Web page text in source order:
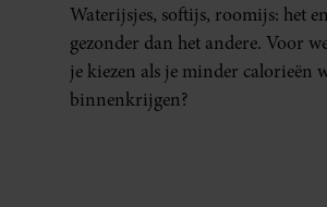
Waterijsjes, softijs, roomijs: het
gezonder dan het andere. Voor
je kiezen als je minder calorieën
binnenkrijgen?